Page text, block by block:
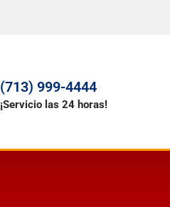
(713) 999-4444
¡Servicio las 24 horas!